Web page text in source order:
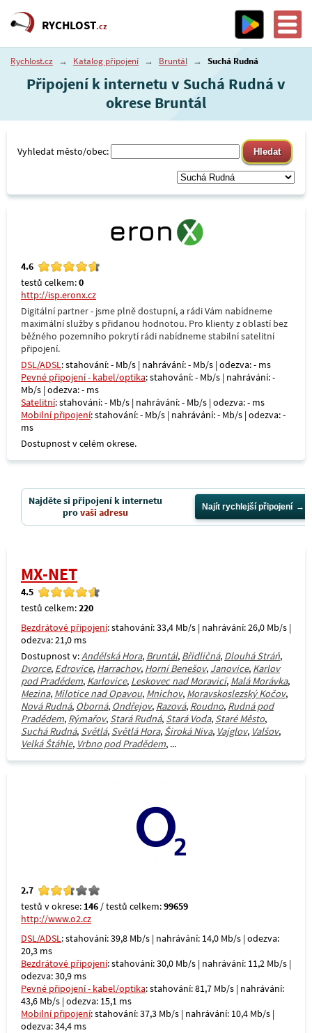
RYCHLOST.cz
Rychlost.cz → Katalog připojení → Bruntál → Suchá Rudná
Připojení k internetu v Suchá Rudná v
okrese Bruntál
Vyhledat město/obec:
4.6
testů celkem:0
http://isp.eronx.cz
Digitální partner - jsme plně dostupní, a rádi Vám nabídneme
maximální služby s přidanou hodnotou. Pro klienty z oblastí bez
běžného pozemního pokrytí rádi nabídneme stabilní satelitní
připojení.
DSL/ADSL: stahování: - Mb/s | nahrávání: - Mb/s | odezva: - ms
Pevné připojení - kabel/optika: stahování: - Mb/s | nahrávání: -
Mb/s | odezva: - ms
Satelitní: stahování: - Mb/s | nahrávání: - Mb/s | odezva: - ms
Mobilní připojení: stahování: - Mb/s | nahrávání: - Mb/s | odezva: -
ms
Dostupnost v celém okrese.
Najděte si připojení k internetu
provaši adresu Najít rychlejší připojení
MX-NET
4.5
testů celkem:220
Bezdrátové připojení: stahování: 33,4 Mb/s | nahrávání: 26,0 Mb/s |
odezva: 21,0 ms
Dostupnost v:Andělská Hora, Bruntál, Břidličná, Dlouhá Stráň,
Dvorce, Edrovice, Harrachov, Horní Benešov, Janovice, Karlov
pod Pradědem, Karlovice, Leskovec nad Moravicí, Malá Morávka,
Mezina, Milotice nad Opavou, Mnichov, Moravskoslezský Kočov,
Nová Rudná, Oborná, Ondřejov, Razová, Roudno, Rudná pod
Pradědem, Rýmařov, Stará Rudná, Stará Voda, Staré Město,
Suchá Rudná, Světlá, Světlá Hora, Široká Niva, Vajglov, Valšov,
Velká Štáhle, Vrbno pod Pradědem, ...
2.7
testů v okrese: 146 / testů celkem:99659
http://www.o2.cz
DSL/ADSL: stahování: 39,8 Mb/s | nahrávání: 14,0 Mb/s | odezva:
20,3 ms
Bezdrátové připojení: stahování: 30,0 Mb/s | nahrávání: 11,2 Mb/s |
odezva: 30,9 ms
Pevné připojení - kabel/optika: stahování: 81,7 Mb/s | nahrávání:
43,6 Mb/s | odezva: 15,1 ms
Mobilní připojení: stahování: 37,3 Mb/s | nahrávání: 10,4 Mb/s |
odezva: 34,4 ms